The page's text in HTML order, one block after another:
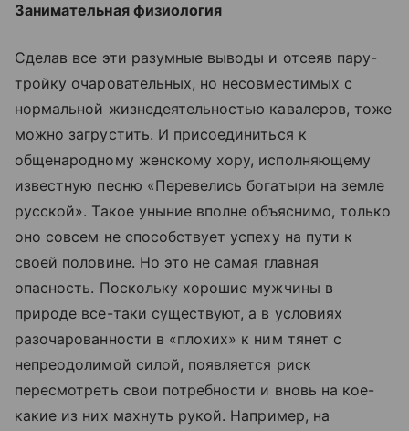
Занимательная физиология
Сделав все эти разумные выводы и отсеяв пару-
тройку очаровательных, но несовместимых с
нормальной жизнедеятельностью кавалеров, тоже
можно загрустить. И присоединиться к
общенародному женскому хору, исполняющему
известную песню «Перевелись богатыри на земле
русской». Такое уныние вполне объяснимо, только
оно совсем не способствует успеху на пути к
своей половине. Но это не самая главная
опасность. Поскольку хорошие мужчины в
природе все-таки существуют, а в условиях
разочарованности в «плохих» к ним тянет с
непреодолимой силой, появляется риск
пересмотреть свои потребности и вновь на кое-
какие из них махнуть рукой. Например, на